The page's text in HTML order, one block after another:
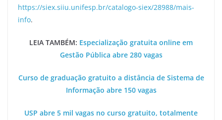
https://siex.siiu.unifesp.br/catalogo-siex/28988/mais-
info.
LEIA TAMBÉM: Especialização gratuita online em
Gestão Pública abre 280 vagas
Curso de graduação gratuito a distância de Sistema de
Informação abre 150 vagas
USP abre 5 mil vagas no curso gratuito, totalmente